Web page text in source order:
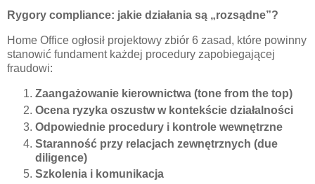
Rygory compliance: jakie działania są „rozsądne”?
Home Office ogłosił projektowy zbiór 6 zasad, które powinny
stanowić fundament każdej procedury zapobiegającej
fraudowi:
Zaangażowanie kierownictwa (tone from the top)
Ocena ryzyka oszustw w kontekście działalności
Odpowiednie procedury i kontrole wewnętrzne
Staranność przy relacjach zewnętrznych (due
diligence)
Szkolenia i komunikacja